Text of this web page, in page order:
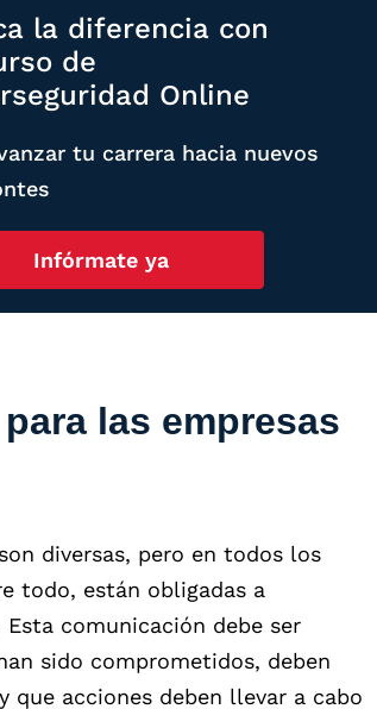
la diferencia con
de
Online
tu carrera hacia nuevos
Infórmate ya
las empresas
diversas, pero en todos los
todo, están obligadas a
comunicación debe ser
sido comprometidos, deben
acciones deben llevar a cabo